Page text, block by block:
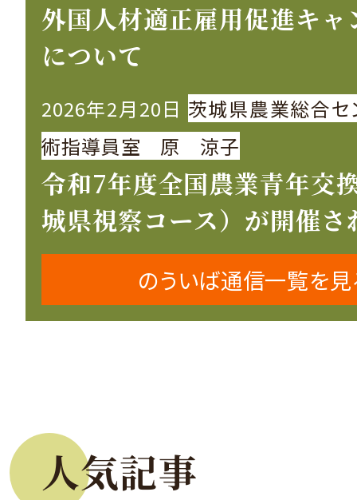
外国人材適正雇用促進キャ
について
2026年2月20日 茨城県農業総合セ
術指導員室 原 涼子
令和7年度全国農業青年交
城県視察コース）が開催さ
のういば通信一覧を
人気記事